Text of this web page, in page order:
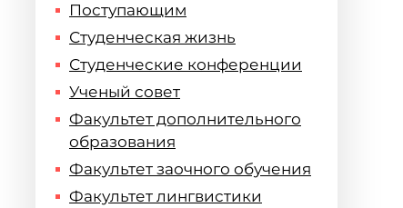
Поступающим
Студенческая жизнь
Студенческие конференции
Ученый совет
Факультет дополнительного
образования
Факультет заочного обучения
Факультет лингвистики